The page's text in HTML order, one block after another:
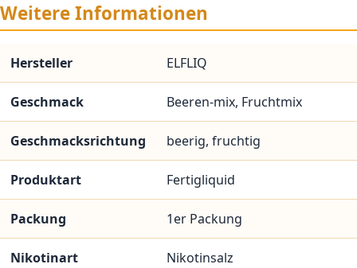
Weitere Informationen
Hersteller ELFLIQ
Geschmack Beeren-mix, Fruchtmix
Geschmacksrichtung beerig, fruchtig
Produktart Fertigliquid
Packung 1er Packung
Nikotinart Nikotinsalz